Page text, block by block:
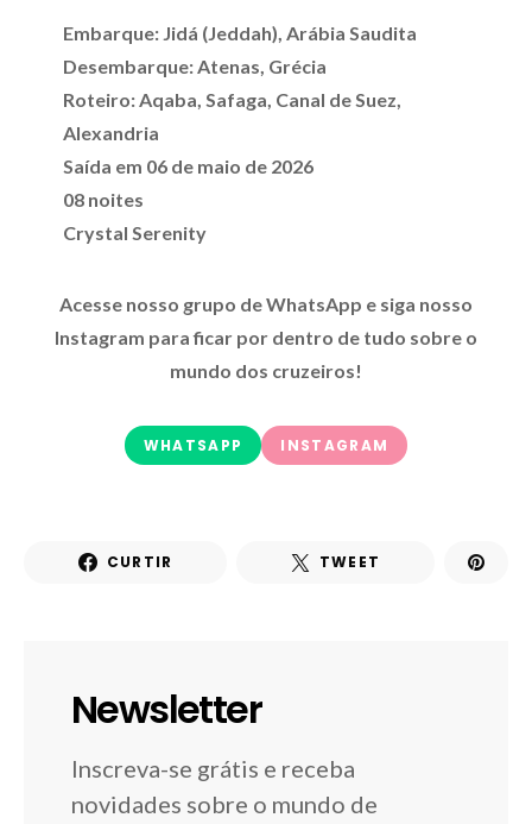
Embarque: Jidá (Jeddah), Arábia Saudita
Desembarque: Atenas, Grécia
Roteiro: Aqaba, Safaga, Canal de Suez,
Alexandria
Saída em 06 de maio de 2026
08 noites
Crystal Serenity
Acesse nosso grupo de WhatsApp e siga nosso
Instagram para ficar por dentro de tudo sobre o
mundo dos cruzeiros!
WHATSAPP INSTAGRAM
CURTIR TWEET
Newsletter
Inscreva-se grátis e receba
novidades sobre o mundo de